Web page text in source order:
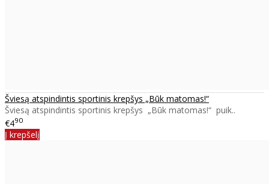
Šviesą atspindintis sportinis krepšys „Būk matomas!“
Šviesą atspindintis sportinis krepšys „Būk matomas!“ puik..
€490
Į krepšelį